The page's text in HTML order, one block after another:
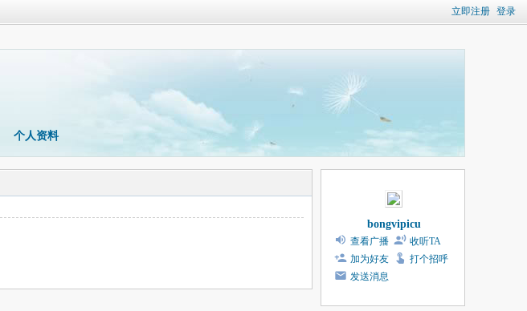
立即注册 登录
个人资料
bongvipicu
查看广播
收听TA
加为好友
打个招呼
发送消息